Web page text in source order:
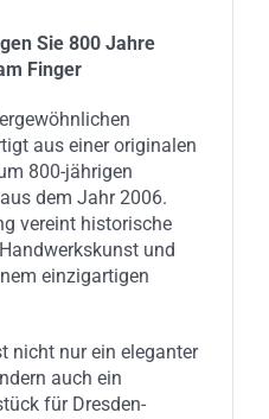
Sie 800 Jahre
Finger
aus einer originalen
800-jährigen
dem Jahr 2006.
vereint historische
und
einzigartigen
nicht nur ein eleganter
auch ein
für Dresden-